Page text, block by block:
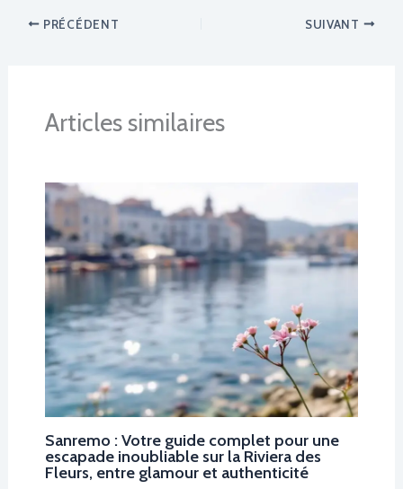
PRÉCÉDENT SUIVANT
Articles similaires
Sanremo : Votre guide complet pour une
escapade inoubliable sur la Riviera des
Fleurs, entre glamour et authenticité